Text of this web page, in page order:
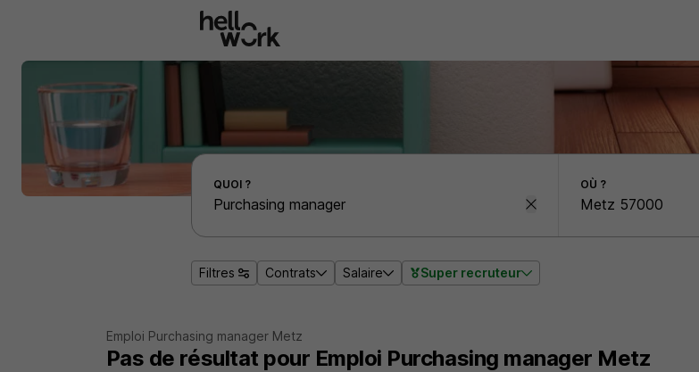
Effectuer une recherche d'emploi par localité
QUOI ? OÙ ?
Filtres Contrats Salaire Super recruteur
Emploi Purchasing manager Metz
Pas de résultat pour Emploi Purchasing manager Metz